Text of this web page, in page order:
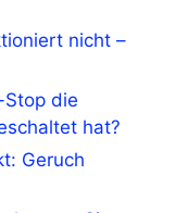
nicht –
die
hat?
Geruch